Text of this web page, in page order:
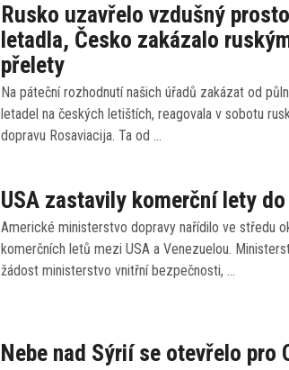
Rusko uzavřelo vzdušný
letadla, Česko zakázalo
přelety
Na páteční rozhodnutí našich úřadů zakázat od
letadel na českých letištích, reagovala v sobotu
dopravu Rosaviacija. Ta od …
USA zastavily komerční lety
Americké ministerstvo dopravy nařídilo ve středu
komerčních letů mezi USA a Venezuelou.
žádost ministerstvo vnitřní bezpečnosti, …
Nebe nad Sýrií se otevřelo pro